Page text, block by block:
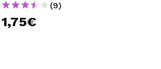
(9)
1,75€